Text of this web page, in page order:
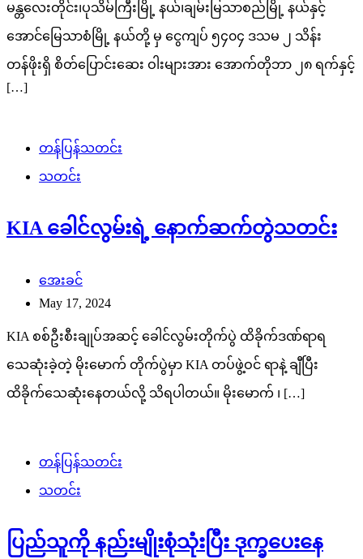
မန္တလေးတိုင်း၊ပုသိမ်ကြီးမြို့ နယ်၊ချမ်းမြသာစည်မြို့ နယ်နှင့်
အောင်မြေသာစံမြို့ နယ်တို့ မှ ငွေကျပ် ၅၄၀၄ ဒသမ ၂ သိန်း
တန်ဖိုးရှိ စိတ်ပြောင်းဆေး ဝါးများအား အောက်တိုဘာ ၂၈ ရက်နှင့်
[…]
တန်ပြန်သတင်း
သတင်း
KIA ခေါင်လွမ်းရဲ့ နောက်ဆက်တွဲသတင်း
အေးခင်
May 17, 2024
KIA စစ်ဦးစီးချုပ်အဆင့် ခေါင်လွမ်းတိုက်ပွဲ ထိခိုက်ဒဏ်ရာရ
သေဆုံးခဲ့တဲ့ မိုးမောက် တိုက်ပွဲမှာ KIA တပ်ဖွဲ့ဝင် ရာနဲ့ ချီပြီး
ထိခိုက်သေဆုံးနေတယ်လို့ သိရပါတယ်။ မိုးမောက် ၊ […]
တန်ပြန်သတင်း
သတင်း
ပြည်သူကို နည်းမျိုးစုံသုံးပြီး ဒုက္ခပေးနေ